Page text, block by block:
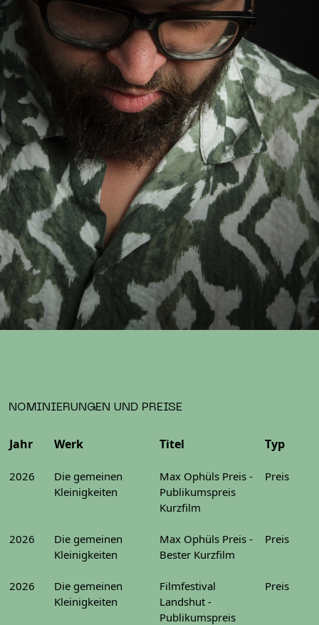
NOMINIERUNGEN UND PREISE
Jahr Werk Titel Typ
2026
Die gemeinen
Kleinigkeiten
Max Ophüls Preis -
Publikumspreis
Kurzfilm
Preis
2026
Die gemeinen
Kleinigkeiten
Max Ophüls Preis -
Bester Kurzfilm
Preis
2026
Die gemeinen
Kleinigkeiten
Filmfestival
Landshut -
Publikumspreis
Preis